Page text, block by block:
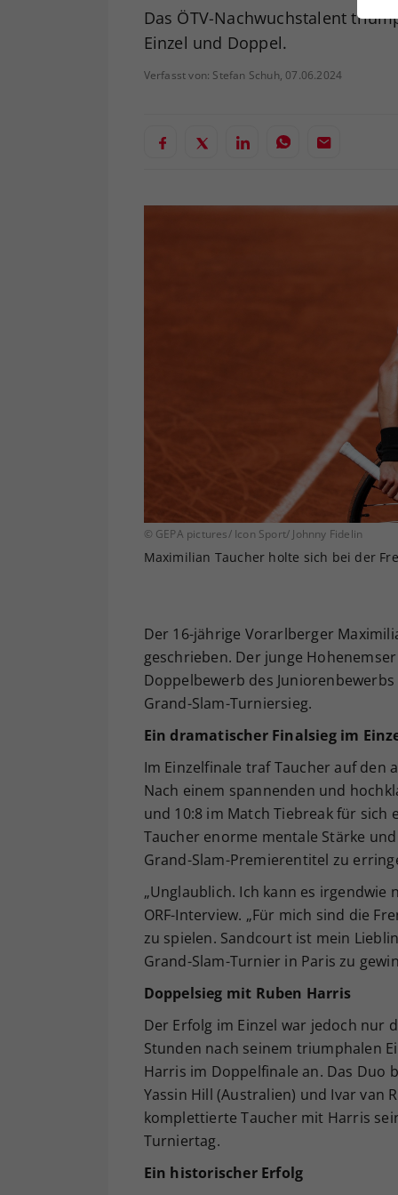
Das ÖTV-Nachwuchstalent
Einzel und Doppel.
Verfasst von: Stefan Schuh, 07.06.2024
© GEPA pictures/ Icon Sport/ Johnny Fidelin
Maximilian Taucher holte sich bei der
Der 16-jährige Vorarlberger
geschrieben. Der junge
Doppelbewerb des
Grand-Slam-Turniersieg.
Ein dramatischer Finalsieg im
Im Einzelfinale traf Taucher auf den
Nach einem spannenden und
und 10:8 im Match Tiebreak für sich
Taucher enorme mentale Stärke
Grand-Slam-Premierentitel zu
„Unglaublich. Ich kann es irgendwie
ORF-Interview. „Für mich sind die
zu spielen. Sandcourt ist mein
Grand-Slam-Turnier in Paris zu
Doppelsieg mit Ruben Harris
Der Erfolg im Einzel war jedoch nur
Stunden nach seinem triumphalen
Harris im Doppelfinale an. Das Duo
Yassin Hill (Australien) und Ivar van
komplettierte Taucher mit Harris
Turniertag.
Ein historischer Erfolg